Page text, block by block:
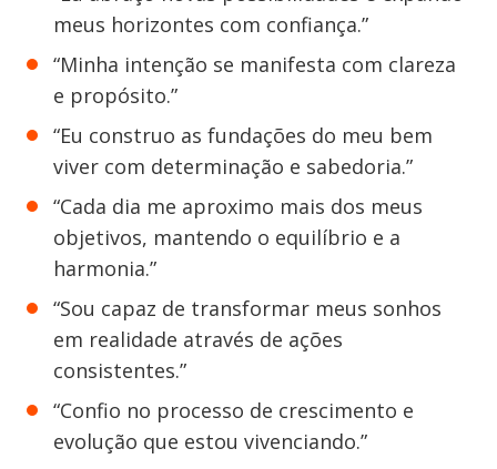
meus horizontes com confiança.”
“Minha intenção se manifesta com clareza
e propósito.”
“Eu construo as fundações do meu bem
viver com determinação e sabedoria.”
“Cada dia me aproximo mais dos meus
objetivos, mantendo o equilíbrio e a
harmonia.”
“Sou capaz de transformar meus sonhos
em realidade através de ações
consistentes.”
“Confio no processo de crescimento e
evolução que estou vivenciando.”